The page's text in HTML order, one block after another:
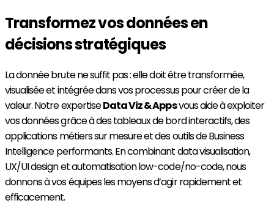
Transformez vos données en
décisions stratégiques
La donnée brute ne suffit pas : elle doit être transformée,
visualisée et intégrée dans vos processus pour créer de la
valeur. Notre expertiseData Viz & Appsvous aide à exploiter
vos données grâce à des tableaux de bord interactifs, des
applications métiers sur mesure et des outils de Business
Intelligence performants. En combinant data visualisation,
UX/UI design et automatisation low-code/no-code, nous
donnons à vos équipes les moyens d’agir rapidement et
efficacement.